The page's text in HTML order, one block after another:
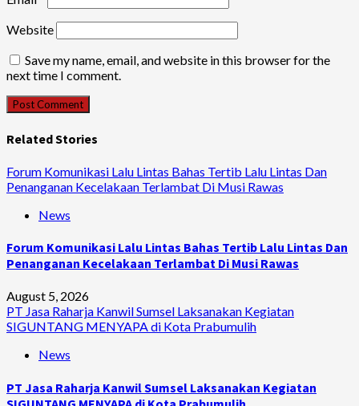
Website
Save my name, email, and website in this browser for the
next time I comment.
Related Stories
Forum Komunikasi Lalu Lintas Bahas Tertib Lalu Lintas Dan
Penanganan Kecelakaan Terlambat Di Musi Rawas
News
Forum Komunikasi Lalu Lintas Bahas Tertib Lalu Lintas Dan
Penanganan Kecelakaan Terlambat Di Musi Rawas
August 5, 2026
PT Jasa Raharja Kanwil Sumsel Laksanakan Kegiatan
SIGUNTANG MENYAPA di Kota Prabumulih
News
PT Jasa Raharja Kanwil Sumsel Laksanakan Kegiatan